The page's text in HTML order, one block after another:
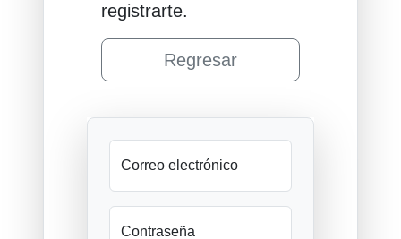
registrarte.
Regresar
Correo electrónico
Contraseña